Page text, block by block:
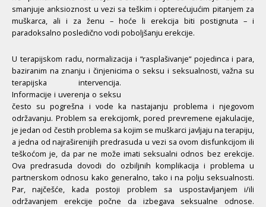
smanjuje anksioznost u vezi sa teškim i opterećujućim pitanjem za
muškarca, ali i za ženu – hoće li erekcija biti postignuta – i
paradoksalno posledično vodi poboljšanju erekcije.
U terapijskom radu, normalizacija i “rasplašivanje“ pojedinca i para,
baziranim na znanju i činjenicima o seksu i seksualnosti, važna su
terapijska intervencija.
Informacije i uverenja o seksu
često su pogrešna i vode ka nastajanju problema i njegovom
održavanju. Problem sa erekcijomk, pored prevremene ejakulacije,
je jedan od čestih problema sa kojim se muškarci javljaju na terapiju,
a jedna od najraširenijih predrasuda u vezi sa ovom disfunkcijom ili
teškoćom je, da par ne može imati seksualni odnos bez erekcije.
Ova predrasuda dovodi do ozbiljnih komplikacija i problema u
partnerskom odnosu kako generalno, tako i na polju seksualnosti.
Par, najčešće, kada postoji problem sa uspostavljanjem i/ili
održavanjem erekcije počne da izbegava seksualne odnose.